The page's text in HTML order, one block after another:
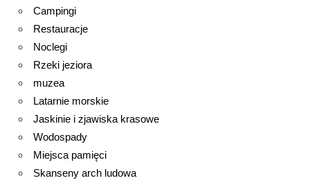
Campingi
Restauracje
Noclegi
Rzeki jeziora
muzea
Latarnie morskie
Jaskinie i zjawiska krasowe
Wodospady
Miejsca pamięci
Skanseny arch ludowa